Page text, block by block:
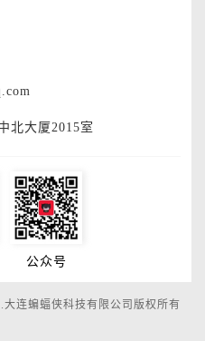
北大厦2015室
公众号
连蝙蝠侠科技有限公司版权所有